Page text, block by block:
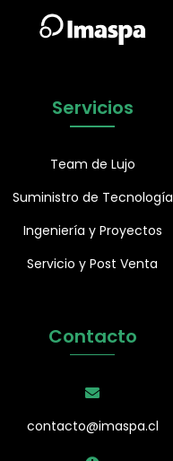
Servicios
Team de Lujo
Suministro de Tecnología
Ingeniería y Proyectos
Servicio y Post Venta
Contacto
contacto@imaspa.cl